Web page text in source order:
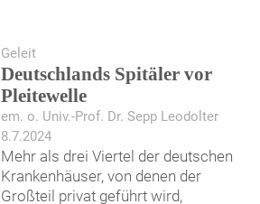
Geleit
Deutschlands Spitäler vor
Pleitewelle
em. o. Univ.-Prof. Dr. Sepp Leodolter
8.7.2024
Mehr als drei Viertel der deutschen
Krankenhäuser, von denen der
Großteil privat geführt wird,